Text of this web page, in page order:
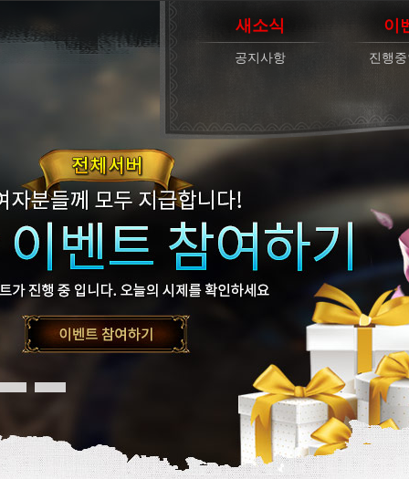
새소식
공지사항
이
진행